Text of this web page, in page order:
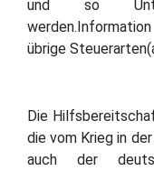
und so
übrige
Die
die vom Krieg in
auch der